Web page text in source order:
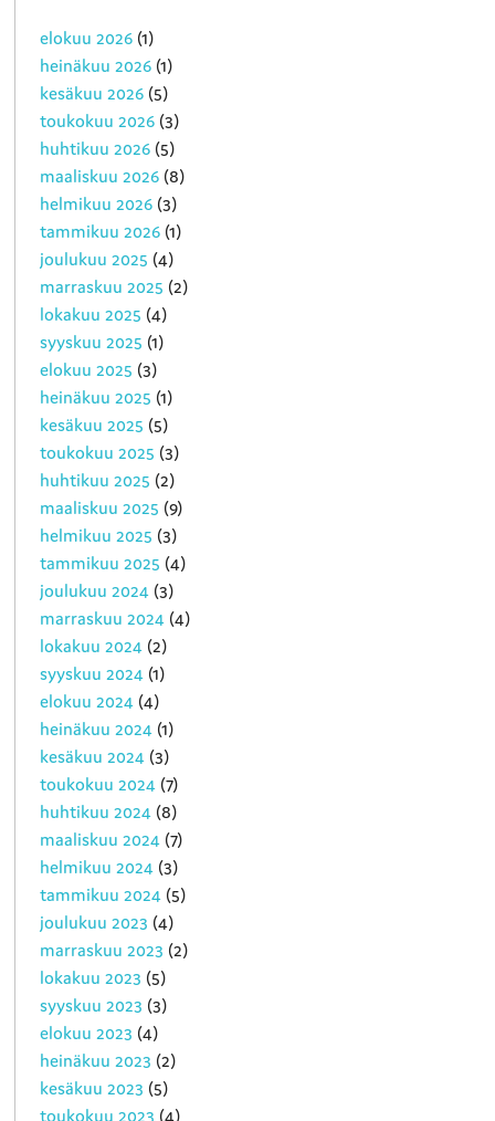
elokuu 2026 (1)
heinäkuu 2026 (1)
kesäkuu 2026 (5)
toukokuu 2026 (3)
huhtikuu 2026 (5)
maaliskuu 2026 (8)
helmikuu 2026 (3)
tammikuu 2026 (1)
joulukuu 2025 (4)
marraskuu 2025 (2)
lokakuu 2025 (4)
syyskuu 2025 (1)
elokuu 2025 (3)
heinäkuu 2025 (1)
kesäkuu 2025 (5)
toukokuu 2025 (3)
huhtikuu 2025 (2)
maaliskuu 2025 (9)
helmikuu 2025 (3)
tammikuu 2025 (4)
joulukuu 2024 (3)
marraskuu 2024 (4)
lokakuu 2024 (2)
syyskuu 2024 (1)
elokuu 2024 (4)
heinäkuu 2024 (1)
kesäkuu 2024 (3)
toukokuu 2024 (7)
huhtikuu 2024 (8)
maaliskuu 2024 (7)
helmikuu 2024 (3)
tammikuu 2024 (5)
joulukuu 2023 (4)
marraskuu 2023 (2)
lokakuu 2023 (5)
syyskuu 2023 (3)
elokuu 2023 (4)
heinäkuu 2023 (2)
kesäkuu 2023 (5)
toukokuu 2023 (4)